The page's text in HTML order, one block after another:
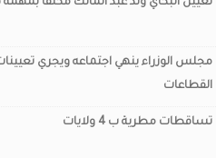
مجلس الوزراء ينهي اجتماعه ويجري
القطاعات
تساقطات مطرية ب 4 ولايات